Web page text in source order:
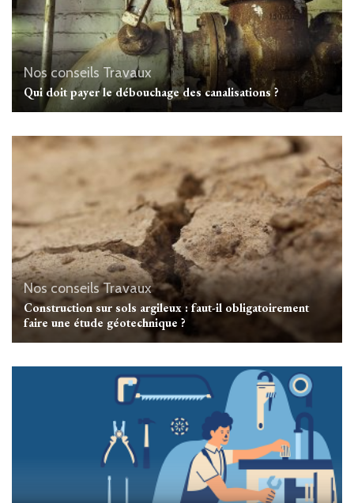
Nos conseils Travaux
Qui doit payer le débouchage des canalisations ?
Nos conseils Travaux
Construction sur sols argileux : faut-il obligatoirement
faire une étude géotechnique ?